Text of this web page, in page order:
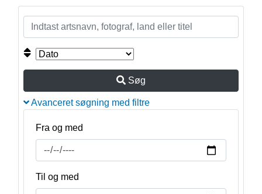
Søg
Avanceret søgning med filtre
Fra og med
Til og med